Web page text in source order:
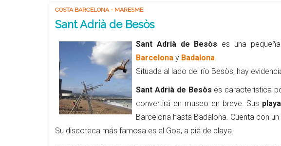
COSTA BARCELONA - MARESME
Sant Adrià de Besòs
Sant Adrià de Besòs es una
Barcelona y Badalona.
Situada al lado del río Besòs, hay
Sant Adrià de Besòs es característica
convertirá en museo en breve. Sus
Barcelona hasta Badalona. Cuenta con
Su discoteca más famosa es el Goa, a pié de playa.